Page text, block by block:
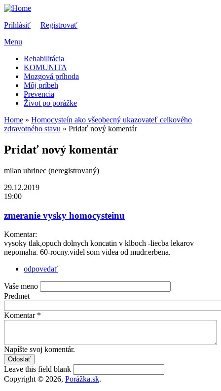
Prihlásiť
Registrovať
Menu
Rehabilitácia
KOMUNITA
Mozgová príhoda
Môj príbeh
Prevencia
Život po porážke
You are here
Home » Homocysteín ako všeobecný ukazovateľ celkového
zdravotného stavu » Pridať nový komentár
Pridať nový komentár
milan uhrinec (neregistrovaný)
29.12.2019
19:00
zmeranie vysky homocysteinu
Komentar:
vysoky tlak,opuch dolnych koncatin v klboch -liecba lekarov
nepomaha. 60-rocny.videl som videa od mudr.erbena.
odpovedať
Vaše meno
Predmet
Komentar *
Napíšte svoj komentár.
Leave this field blank
Copyright © 2026, Porážka.sk.